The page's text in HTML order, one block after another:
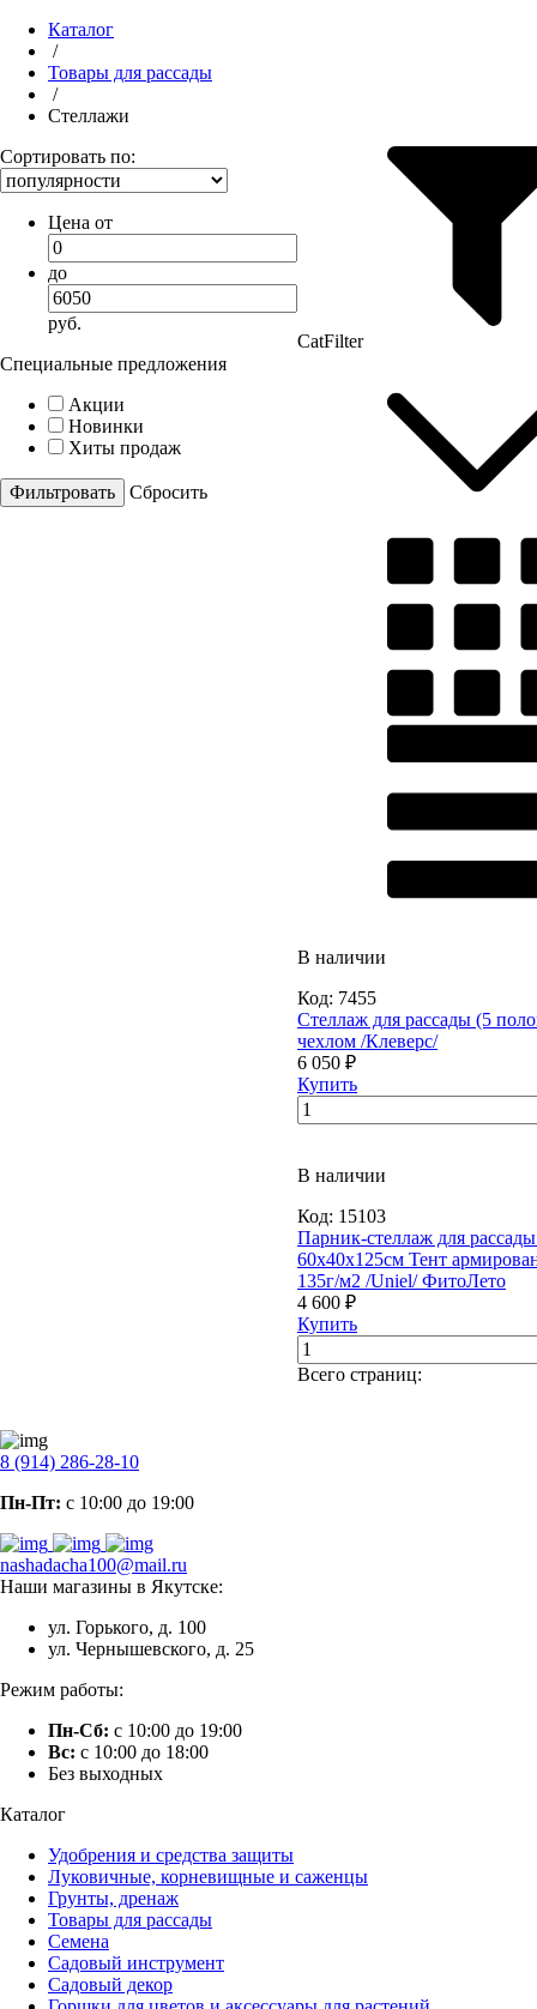
Каталог
/
Товары для рассады
/
Стеллажи
Сортировать по:
Цена от
до
руб.
Специальные предложения
Акции
Новинки
Хиты продаж
Cбросить
CatFilter
В наличии
Код: 7455
Стеллаж для рассады (5
чехлом /Клеверс/
6 050 ₽
Купить
В наличии
Код: 15103
Парник-стеллаж для
60х40х125см Тент
135г/м2 /Uniel/ ФитоЛето
4 600 ₽
Купить
Всего страниц:
8 (914) 286-28-10
Пн-Пт: с 10:00 до 19:00
nashadacha100@mail.ru
Наши магазины в Якутске:
ул. Горького, д. 100
ул. Чернышевского, д. 25
Режим работы:
Пн-Сб: с 10:00 до 19:00
Вс: с 10:00 до 18:00
Без выходных
Каталог
Удобрения и средства защиты
Луковичные, корневищные и саженцы
Грунты, дренаж
Товары для рассады
Семена
Садовый инструмент
Садовый декор